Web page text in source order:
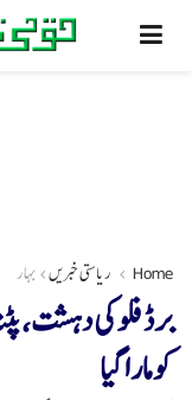
Home ریاستی خبریں بہار
کو مارا گیا